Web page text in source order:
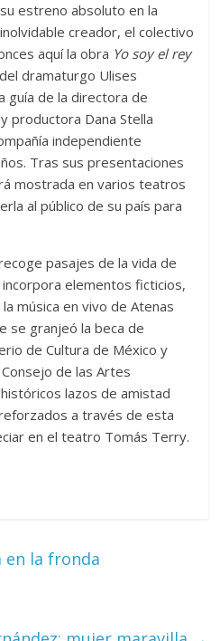
estreno absoluto en la
creador, el colectivo
aquí la obra Yo soy el rey
dramaturgo Ulises
guía de la directora de
productora Dana Stella
independiente
Tras sus presentaciones
mostrada en varios teatros
al público de su país para
pasajes de la vida de
elementos ficticios,
música en vivo de Atenas
se granjeó la beca de
de Cultura de México y
de las Artes
lazos de amistad
a través de esta
en el teatro Tomás Terry.
en la fronda